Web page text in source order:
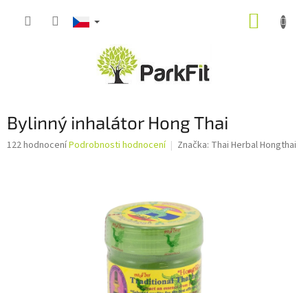
Bylinný inhalátor Hong Thai
Průměrné
122 hodnoceníPodrobnosti hodnocení Značka: Thai Herbal Hongthai